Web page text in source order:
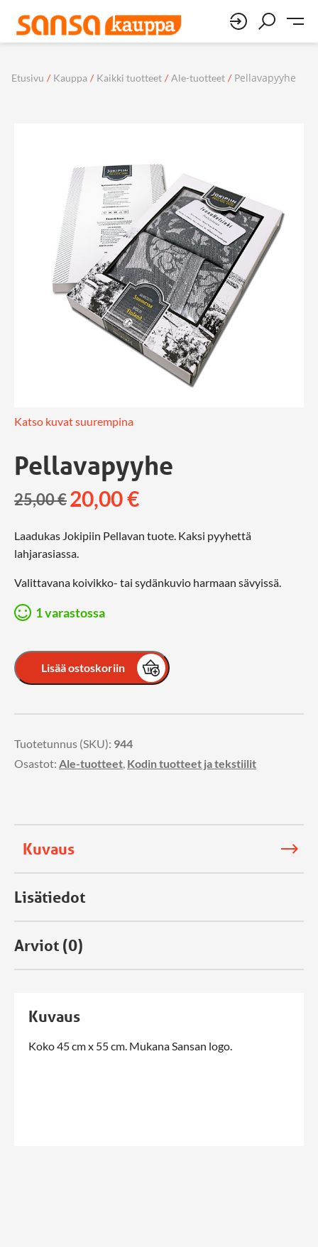
Etusivu / Kauppa / Kaikki tuotteet / Ale-tuotteet / Pellavapyyhe
Katso kuvat suurempina
Pellavapyyhe
25,00€20,00€
Laadukas Jokipiin Pellavan tuote. Kaksi pyyhettä
lahjarasiassa.
Valittavana koivikko- tai sydänkuvio harmaan sävyissä.
1 varastossa
Lisää ostoskoriin
Tuotetunnus (SKU): 944
Osastot: Ale-tuotteet, Kodin tuotteet ja tekstiilit
Kuvaus
Lisätiedot
Arviot (0)
Kuvaus
Koko 45 cm x 55 cm. Mukana Sansan logo.